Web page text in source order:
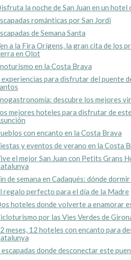
la noche de San Juan en un hotel
románticas por San Jordi
de Semana Santa
a la Fira Orígens, la gran cita de los
en Olot
en la Costa Brava
experiencias para disfrutar del puente
descubre los mejores
mejores hoteles para disfrutar de
con encanto en la Costa Brava
y eventos de verano en la Costa
el mejor San Juan con Petits Grans
de semana en Cadaqués: dónde
regalo perfecto para el día de la Madre
hoteles donde volverte a enamorar
por las Vies Verdes de
meses, 12 hoteles con encanto para
escapadas donde desconectar este
y